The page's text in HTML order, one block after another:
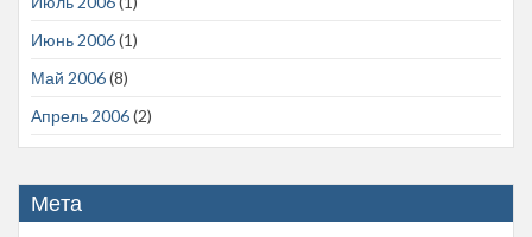
Июнь 2006(1)
Май 2006(8)
Апрель 2006(2)
Мета